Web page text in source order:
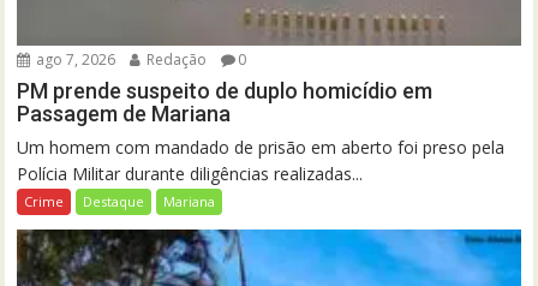
ago 7, 2026 Redação 0
PM prende suspeito de duplo homicídio em
Passagem de Mariana
Um homem com mandado de prisão em aberto foi preso pela
Polícia Militar durante diligências realizadas...
Crime Destaque Mariana